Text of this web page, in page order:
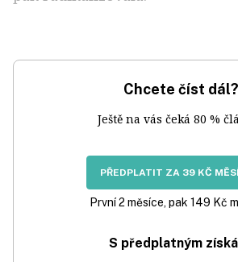
Chcete číst dál?
Ještě na vás čeká 80 %
PŘEDPLATIT ZA 39 KČ
První 2 měsíce, pak 149 Kč
S předplatným